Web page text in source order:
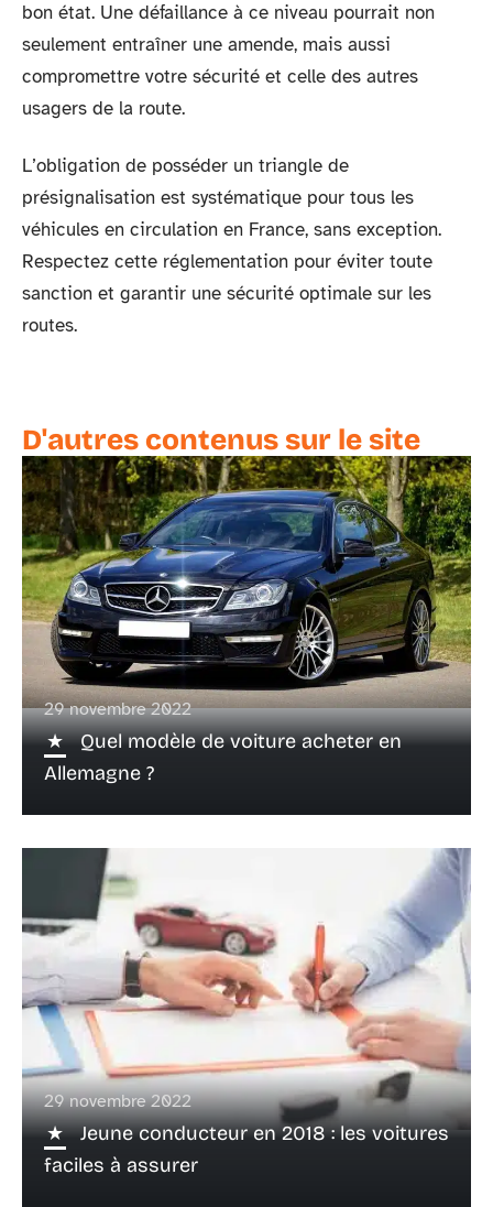
bon état. Une défaillance à ce niveau pourrait non
seulement entraîner une amende, mais aussi
compromettre votre sécurité et celle des autres
usagers de la route.
L’obligation de posséder un triangle de
présignalisation est systématique pour tous les
véhicules en circulation en France, sans exception.
Respectez cette réglementation pour éviter toute
sanction et garantir une sécurité optimale sur les
routes.
D'autres contenus sur le site
29 novembre 2022
Quel modèle de voiture acheter en
Allemagne ?
29 novembre 2022
Jeune conducteur en 2018 : les voitures
faciles à assurer